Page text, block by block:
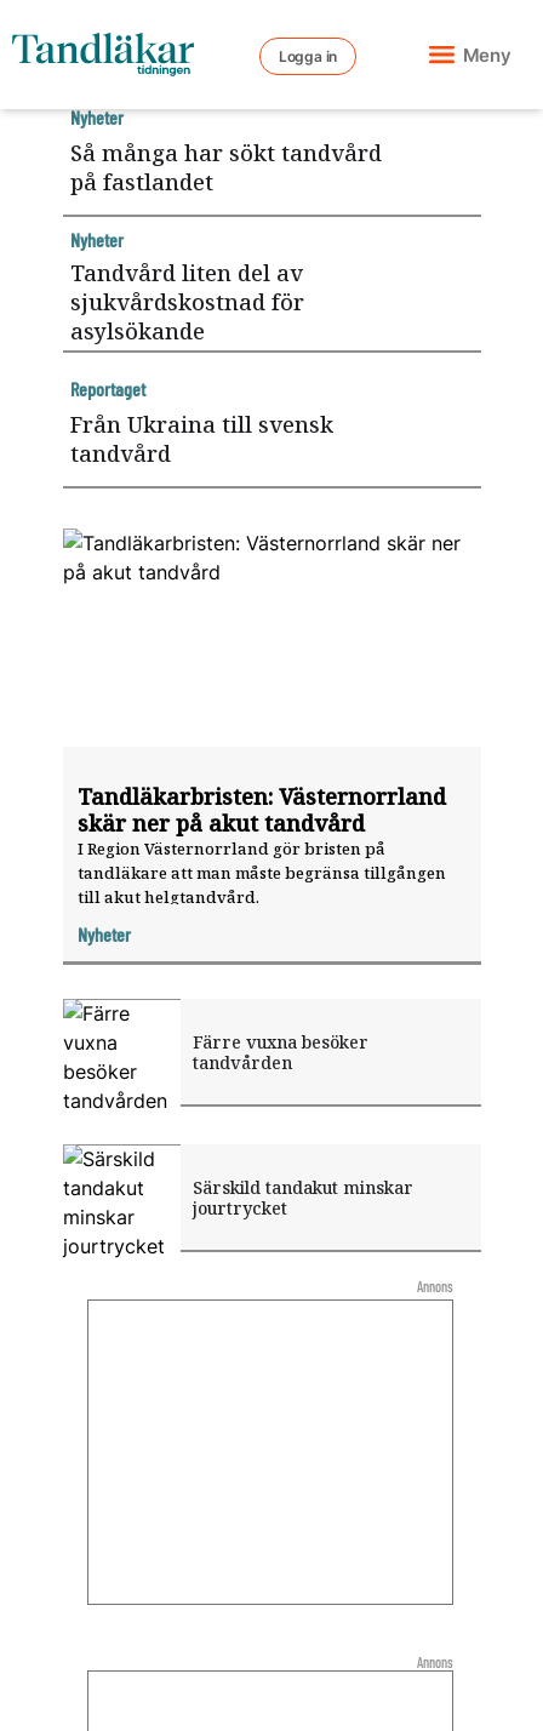
Logga in Meny
Tandläkarbristen: Västernorrland
skär ner på akut tandvård
I Region Västernorrland gör bristen på
tandläkare att man måste begränsa tillgången
till akut helgtandvård.
Nyheter
Så många har sökt tandvård
på fastlandet
Nyheter
Tandvård liten del av
sjukvårdskostnad för
asylsökande
Nyheter
Från Ukraina till svensk
tandvård
Reportaget
Färre vuxna besöker
tandvården
Särskild tandakut minskar
jourtrycket
Annons
Annons